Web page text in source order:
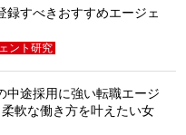
録すべきおすすめエージェ
ント研究
中途採用に強い転職エージ
軟な働き方を叶えたい女